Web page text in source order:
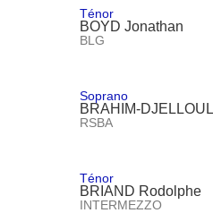
Ténor
BOYD Jonathan
BLG
Soprano
BRAHIM-DJELLOUL
RSBA
Ténor
BRIAND Rodolphe
INTERMEZZO